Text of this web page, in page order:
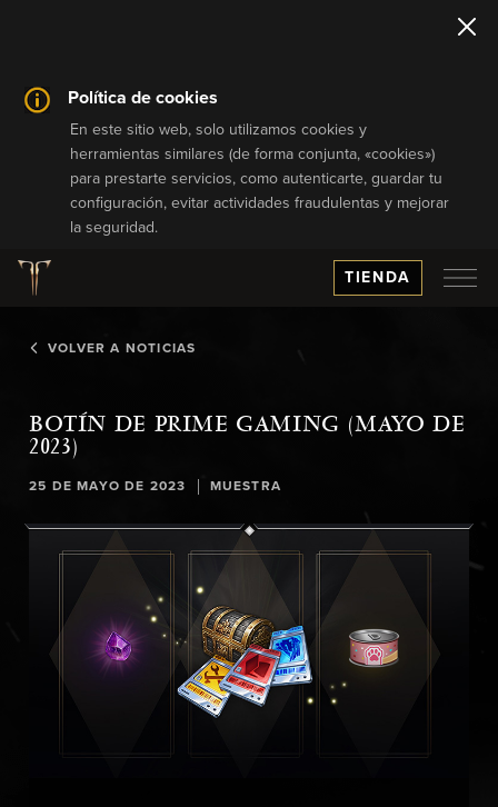
Política de cookies
En este sitio web, solo utilizamos cookies y
herramientas similares (de forma conjunta, «cookies»)
para prestarte servicios, como autenticarte, guardar tu
configuración, evitar actividades fraudulentas y mejorar
la seguridad.
TIENDA
VOLVER A NOTICIAS
BOTÍN DE PRIME GAMING (MAYO DE
2023)
25 DE MAYO DE 2023 | MUESTRA